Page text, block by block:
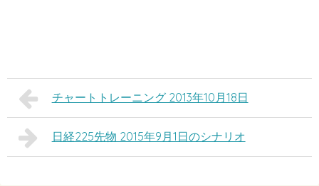
チャートトレーニング 2013年10月18日
日経225先物 2015年9月1日のシナリオ